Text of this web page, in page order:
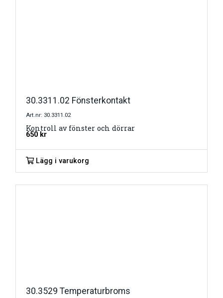
30.3311.02 Fönsterkontakt
Art.nr: 30.3311.02
Kontroll av fönster och dörrar
650 kr
Lägg i varukorg
30.3529 Temperaturbroms